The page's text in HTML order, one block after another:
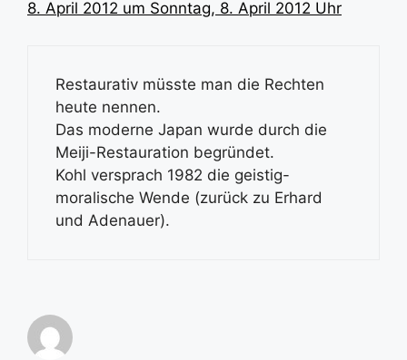
8. April 2012 um Sonntag, 8. April 2012 Uhr
Restaurativ müsste man die Rechten
heute nennen.
Das moderne Japan wurde durch die
Meiji-Restauration begründet.
Kohl versprach 1982 die geistig-
moralische Wende (zurück zu Erhard
und Adenauer).